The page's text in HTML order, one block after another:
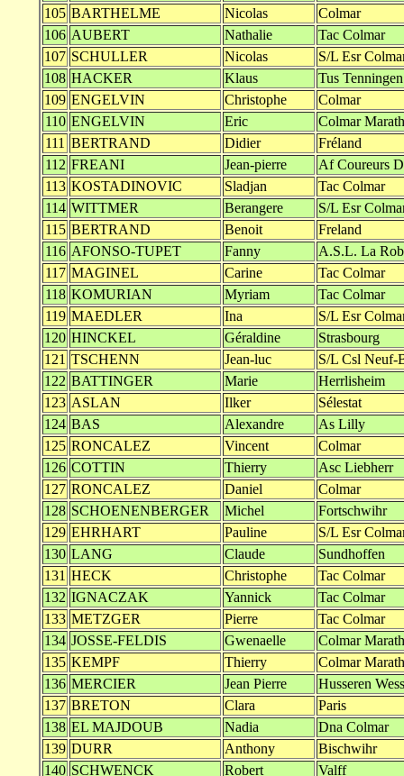
105 BARTHELME Nicolas
Colmar
106 AUBERT Nathalie
Tac Colmar
107 SCHULLER Nicolas
S/L Esr
108 HACKER Klaus
Tus Tenningen
109 ENGELVIN Christophe
Colmar
110 ENGELVIN Eric
Colmar
111 BERTRAND Didier
Fréland
112 FREANI Jean-pierre
Af Coureurs
113 KOSTADINOVIC Sladjan
Tac Colmar
114 WITTMER Berangere
S/L Esr
115 BERTRAND Benoit
Freland
116 AFONSO-TUPET Fanny
A.S.L. La
117 MAGINEL Carine
Tac Colmar
118 KOMURIAN Myriam
Tac Colmar
119 MAEDLER Ina
S/L Esr
120 HINCKEL Géraldine
Strasbourg
121 TSCHENN Jean-luc
S/L Csl Neuf-
122 BATTINGER Marie
Herrlisheim
123 ASLAN Ilker
Sélestat
124 BAS Alexandre
As Lilly
125 RONCALEZ Vincent
Colmar
126 COTTIN Thierry
Asc Liebherr
127 RONCALEZ Daniel
Colmar
128 SCHOENENBERGER Michel
Fortschwihr
129 EHRHART Pauline
S/L Esr
130 LANG Claude
Sundhoffen
131 HECK Christophe
Tac Colmar
132 IGNACZAK Yannick
Tac Colmar
133 METZGER Pierre
Tac Colmar
134 JOSSE-FELDIS Gwenaelle
Colmar
135 KEMPF Thierry
Colmar
136 MERCIER Jean Pierre
Husseren
137 BRETON Clara
Paris
138 EL MAJDOUB Nadia
Dna Colmar
139 DURR Anthony
Bischwihr
140 SCHWENCK Robert Valff